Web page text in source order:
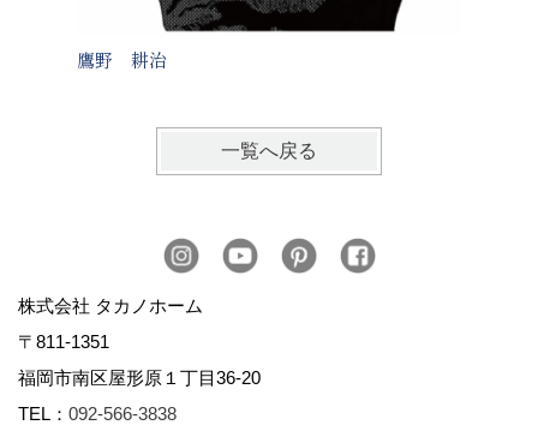
鷹野 耕治
一覧へ戻る
株式会社 タカノホーム
〒811-1351
福岡市南区屋形原１丁目36-20
TEL： 092-566-3838